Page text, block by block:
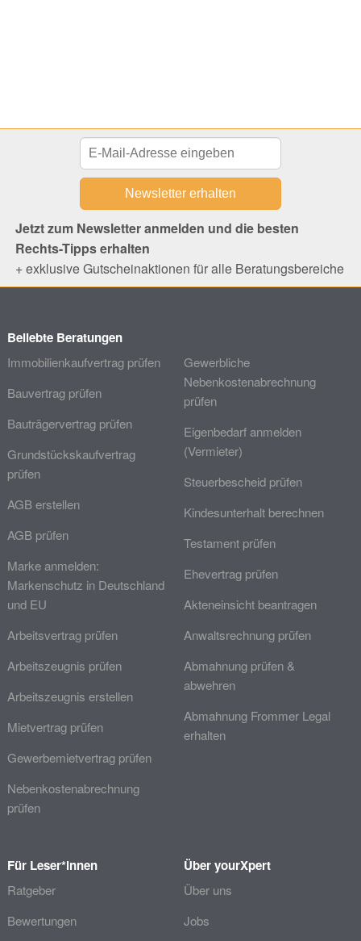
Jetzt zum Newsletter anmelden und die besten
Rechts-Tipps erhalten
+ exklusive Gutscheinaktionen für alle Beratungsbereiche
Beliebte Beratungen
Immobilienkaufvertrag prüfen
Bauvertrag prüfen
Bauträgervertrag prüfen
Grundstückskaufvertrag
prüfen
AGB erstellen
AGB prüfen
Marke anmelden:
Markenschutz in Deutschland
und EU
Arbeitsvertrag prüfen
Arbeitszeugnis prüfen
Arbeitszeugnis erstellen
Mietvertrag prüfen
Gewerbemietvertrag prüfen
Nebenkostenabrechnung
prüfen
Gewerbliche
Nebenkostenabrechnung
prüfen
Eigenbedarf anmelden
(Vermieter)
Steuerbescheid prüfen
Kindesunterhalt berechnen
Testament prüfen
Ehevertrag prüfen
Akteneinsicht beantragen
Anwaltsrechnung prüfen
Abmahnung prüfen &
abwehren
Abmahnung Frommer Legal
erhalten
Für Leser*innen
Ratgeber
Bewertungen
Über yourXpert
Über uns
Jobs